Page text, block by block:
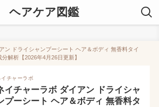
ヘアケア図鑑
ン ドライシャンプーシート ヘア＆ボディ 無香料タイ
解析【2026年4月26日更新】
イチャーラボ
イチャーラボ ダイアン ドライシャ
プーシート ヘア＆ボディ 無香料タ